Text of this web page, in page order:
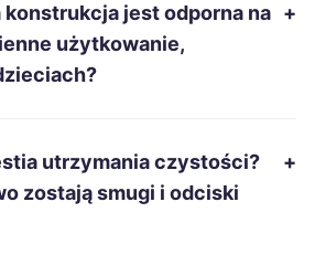
REGION 426 zł
konstrukcja jest odporna na
użytkowanie,
+
utrzymania czystości?
zostają smugi i odciski
+